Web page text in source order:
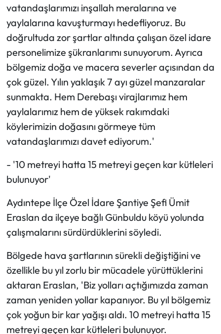
vatandaşlarımızı inşallah meralarına ve
yaylalarına kavuşturmayı hedefliyoruz. Bu
doğrultuda zor şartlar altında çalışan özel idare
personelimize şükranlarımı sunuyorum. Ayrıca
bölgemiz doğa ve macera severler açısından da
çok güzel. Yılın yaklaşık 7 ayı güzel manzaralar
sunmakta. Hem Derebaşı virajlarımız hem
yaylalarımız hem de yüksek rakımdaki
köylerimizin doğasını görmeye tüm
vatandaşlarımızı davet ediyorum.'
- '10 metreyi hatta 15 metreyi geçen kar kütleleri
bulunuyor'
Aydıntepe İlçe Özel İdare Şantiye Şefi Ümit
Eraslan da ilçeye bağlı Günbuldu köyü yolunda
çalışmalarını sürdürdüklerini söyledi.
Bölgede hava şartlarının sürekli değiştiğini ve
özellikle bu yıl zorlu bir mücadele yürüttüklerini
aktaran Eraslan, 'Biz yolları açtığımızda zaman
zaman yeniden yollar kapanıyor. Bu yıl bölgemiz
çok yoğun bir kar yağışı aldı. 10 metreyi hatta 15
metreyi geçen kar kütleleri bulunuyor.